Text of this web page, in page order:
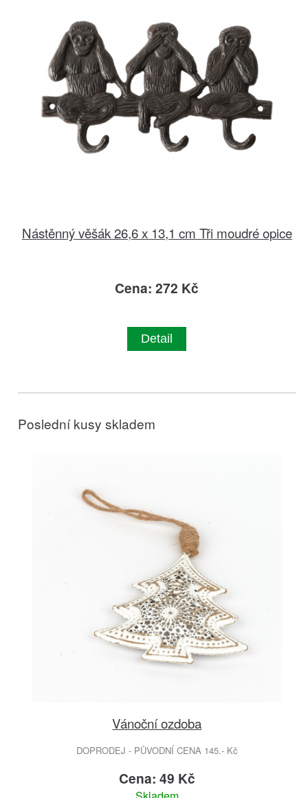
Nástěnný věšák 26,6 x 13,1 cm Tři moudré opice
Cena: 272 Kč
Detail
Poslední kusy skladem
Vánoční ozdoba
DOPRODEJ - PŮVODNÍ CENA 145.- Kč
Cena: 49 Kč